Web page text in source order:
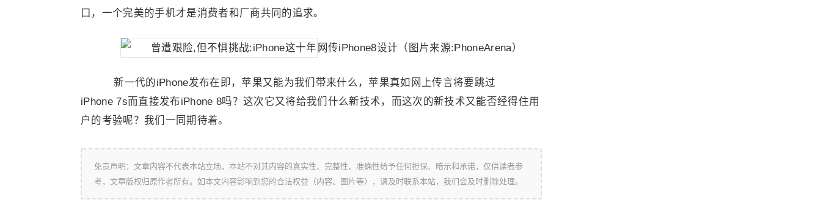
口，一个完美的手机才是消费者和厂商共同的追求。
网传iPhone8设计（图片来源:PhoneArena）
新一代的iPhone发布在即，苹果又能为我们带来什么，苹果真如网上传言将要跳过
iPhone 7s而直接发布iPhone 8吗？这次它又将给我们什么新技术，而这次的新技术又能否经得住用
户的考验呢？我们一同期待着。
免责声明：文章内容不代表本站立场，本站不对其内容的真实性、完整性、准确性给予任何担保、暗示和承诺，仅供读者参
考，文章版权归原作者所有。如本文内容影响到您的合法权益（内容、图片等），请及时联系本站，我们会及时删除处理。